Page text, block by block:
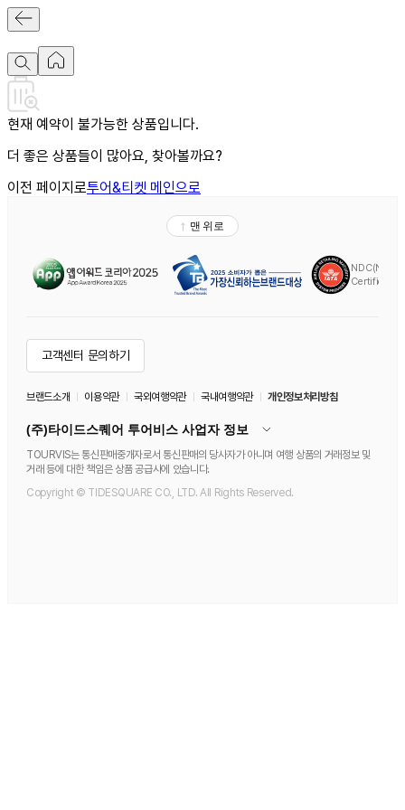
현재 예약이 불가능한 상품입니다.
더 좋은 상품들이 많아요, 찾아볼까요?
이전 페이지로투어&티켓 메인으로